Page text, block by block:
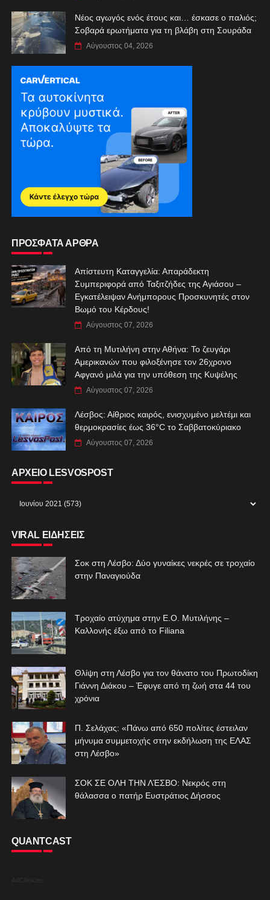
Νέος αγωγός ενός έτους και… έσκασε ο παλιός;
Σοβαρά ερωτήματα για τη βλάβη στη Σουράδα
Αύγουστος 04, 2026
ΠΡΟΣΦΑΤΑ ΑΡΘΡΑ
Απίστευτη Καταγγελία: Απαράδεκτη
Συμπεριφορά από Ταξιτζήδες της Αγιάσου –
Εγκατέλειψαν Ανήμπορους Προσκυνητές στον
Βωμό του Κέρδους!
Αύγουστος 07, 2026
Από τη Μυτιλήνη στην Αθήνα: Το ζευγάρι
Αμερικανών που φιλοξένησε τον 26χρονο
Αφγανό μιλά για την υπόθεση της Κυψέλης
Αύγουστος 07, 2026
Λέσβος: Αίθριος καιρός, ενισχυμένο μελτέμι και
θερμοκρασίες έως 36°C το Σαββατοκύριακο
Αύγουστος 07, 2026
ΑΡΧΕΙΟ LESVOSPOST
VIRAL ΕΙΔΗΣΕΙΣ
Σοκ στη Λέσβο: Δύο γυναίκες νεκρές σε τροχαίο
στην Παναγιούδα
Τροχαίο ατύχημα στην Ε.Ο. Μυτιλήνης –
Καλλονής έξω από το Filiana
Θλίψη στη Λέσβο για τον θάνατο του Πρωτοδίκη
Γιάννη Διάκου – Έφυγε από τη ζωή στα 44 του
χρόνια
Π. Σελάχας: «Πάνω από 650 πολίτες έστειλαν
μήνυμα συμμετοχής στην εκδήλωση της ΕΛΑΣ
στη Λέσβο»
ΣΟΚ ΣΕ ΟΛΗ ΤΗΝ ΛΈΣΒΟ: Νεκρός στη
θάλασσα ο πατήρ Ευστράτιος Δήσσος
QUANTCAST